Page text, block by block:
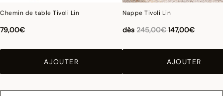
Chemin de table Tivoli Lin
79,00€
AJOUTER
Nappe Tivoli Lin
dès Réduction de
245,00€à
147,00€
AJOUTER